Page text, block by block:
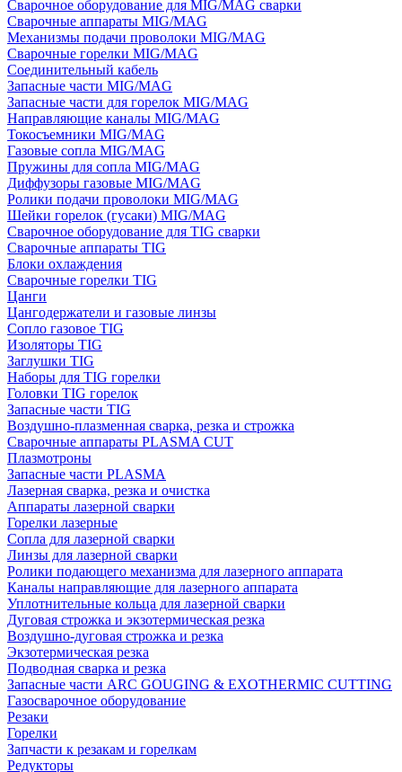
Сварочное оборудование для MIG/MAG сварки
Сварочные аппараты MIG/MAG
Механизмы подачи проволоки MIG/MAG
Сварочные горелки MIG/MAG
Соединительный кабель
Запасные части MIG/MAG
Запасные части для горелок MIG/MAG
Направляющие каналы MIG/MAG
Токосъемники MIG/MAG
Газовые сопла MIG/MAG
Пружины для сопла MIG/MAG
Диффузоры газовые MIG/MAG
Ролики подачи проволоки MIG/MAG
Шейки горелок (гусаки) MIG/MAG
Сварочное оборудование для TIG сварки
Сварочные аппараты TIG
Блоки охлаждения
Сварочные горелки TIG
Цанги
Цангодержатели и газовые линзы
Сопло газовое TIG
Изоляторы TIG
Заглушки TIG
Наборы для TIG горелки
Головки TIG горелок
Запасные части TIG
Воздушно-плазменная сварка, резка и строжка
Сварочные аппараты PLASMA CUT
Плазмотроны
Запасные части PLASMA
Лазерная сварка, резка и очистка
Аппараты лазерной сварки
Горелки лазерные
Сопла для лазерной сварки
Линзы для лазерной сварки
Ролики подающего механизма для лазерного аппарата
Каналы направляющие для лазерного аппарата
Уплотнительные кольца для лазерной сварки
Дуговая строжка и экзотермическая резка
Воздушно-дуговая строжка и резка
Экзотермическая резка
Подводная сварка и резка
Запасные части ARC GOUGING & EXOTHERMIC CUTTING
Газосварочное оборудование
Резаки
Горелки
Запчасти к резакам и горелкам
Редукторы